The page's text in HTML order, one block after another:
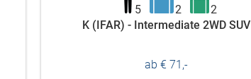
5 2
2
K (IFAR) - Intermediate 2WD SUV
ab € 71,-